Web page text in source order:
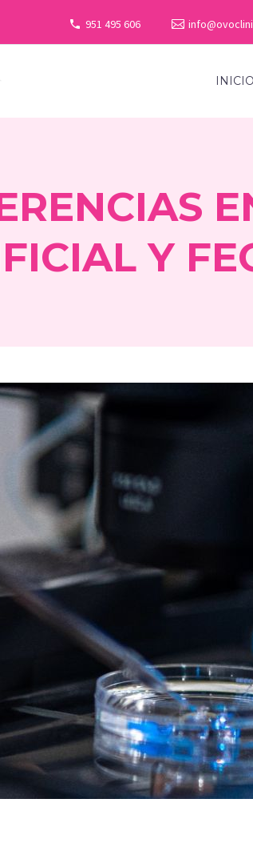
951 495 606
INICIO
Y